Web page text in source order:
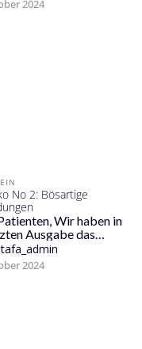
…
2024
No 2: Bösartige
Wir haben in
Ausgabe das
Herzinfarkts und
sowie deren
näher …
2024